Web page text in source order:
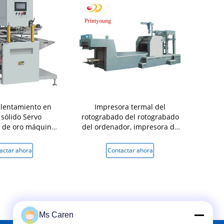
en
Servo
oro máquina
contactor
ahora
Impresora termal del
rotograbado del rotograbado
del ordenador, impresora de
Contactar ahora
Ms Caren